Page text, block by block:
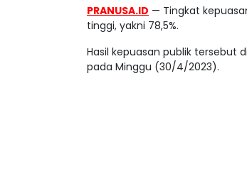
PRANUSA.ID — Tingkat
tinggi, yakni 78,5%.
Hasil kepuasan publik tersebut
pada Minggu (30/4/2023).